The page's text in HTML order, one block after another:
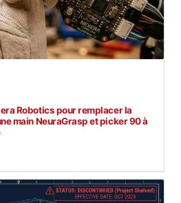
Robotics pour remplacer la
main NeuraGrasp et picker 90 à